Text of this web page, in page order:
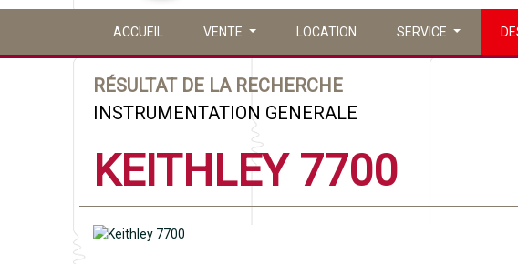
ACCUEIL VENTE LOCATION SERVICE
RÉSULTAT DE LA RECHERCHE
INSTRUMENTATION GENERALE
KEITHLEY 7700